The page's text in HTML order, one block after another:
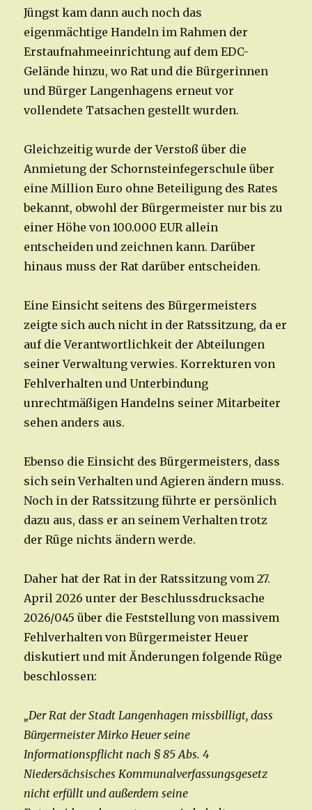
Jüngst kam dann auch noch das
eigenmächtige Handeln im Rahmen der
Erstaufnahmeeinrichtung auf dem EDC-
Gelände hinzu, wo Rat und die Bürgerinnen
und Bürger Langenhagens erneut vor
vollendete Tatsachen gestellt wurden.
Gleichzeitig wurde der Verstoß über die
Anmietung der Schornsteinfegerschule über
eine Million Euro ohne Beteiligung des Rates
bekannt, obwohl der Bürgermeister nur bis zu
einer Höhe von 100.000 EUR allein
entscheiden und zeichnen kann. Darüber
hinaus muss der Rat darüber entscheiden.
Eine Einsicht seitens des Bürgermeisters
zeigte sich auch nicht in der Ratssitzung, da er
auf die Verantwortlichkeit der Abteilungen
seiner Verwaltung verwies. Korrekturen von
Fehlverhalten und Unterbindung
unrechtmäßigen Handelns seiner Mitarbeiter
sehen anders aus.
Ebenso die Einsicht des Bürgermeisters, dass
sich sein Verhalten und Agieren ändern muss.
Noch in der Ratssitzung führte er persönlich
dazu aus, dass er an seinem Verhalten trotz
der Rüge nichts ändern werde.
Daher hat der Rat in der Ratssitzung vom 27.
April 2026 unter der Beschlussdrucksache
2026/045 über die Feststellung von massivem
Fehlverhalten von Bürgermeister Heuer
diskutiert und mit Änderungen folgende Rüge
beschlossen:
„Der Rat der Stadt Langenhagen missbilligt, dass
Bürgermeister Mirko Heuer seine
Informationspflicht nach § 85 Abs. 4
Niedersächsisches Kommunalverfassungsgesetz
nicht erfüllt und außerdem seine